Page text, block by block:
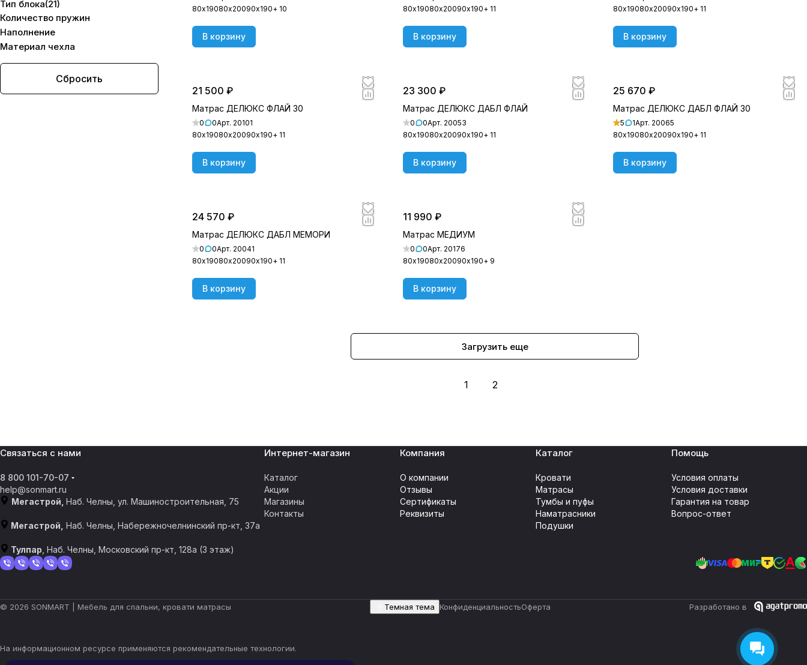
80х19080х20090х190+ 10
В корзину
80х19080х20090х190+ 11
В корзину
80х19080х20090х190+ 11
В корзину
21 500 ₽
Матрас ДЕЛЮКС ФЛАЙ 30
0 0Арт. 20101
80х19080х20090х190+ 11
В корзину
23 300 ₽
Матрас ДЕЛЮКС ДАБЛ ФЛАЙ
0 0Арт. 20053
80х19080х20090х190+ 11
В корзину
25 670 ₽
Матрас ДЕЛЮКС ДАБЛ ФЛАЙ 30
5 1Арт. 20065
80х19080х20090х190+ 11
В корзину
24 570 ₽
Матрас ДЕЛЮКС ДАБЛ МЕМОРИ
0 0Арт. 20041
80х19080х20090х190+ 11
В корзину
11 990 ₽
Матрас МЕДИУМ
0 0Арт. 20176
80х19080х20090х190+ 9
В корзину
Загрузить еще
1 2
пассивным образом жизни
Матрасы для подростков
Матрасы для пожилых людей
Матрасы для полных людей
Тип блока(21)
Количество пружин
Наполнение
Материал чехла
Сбросить
Связаться с нами
8 800 101-70-07
help@sonmart.ru
Мегастрой, Наб. Челны, ул. Машиностроительная, 75
Мегастрой, Наб. Челны, Набережночелнинский пр-кт, 37а
Тулпар , Наб. Челны, ​​Московский пр-кт, 128а​ (3 этаж)
Интернет-магазин
Каталог
Акции
Магазины
Контакты
Компания
О компании
Отзывы
Сертификаты
Реквизиты
Каталог
Кровати
Матрасы
Тумбы и пуфы
Наматрасники
Подушки
Помощь
Условия оплаты
Условия доставки
Гарантия на товар
Вопрос-ответ
© 2026 SONMART | Мебель для спальни, кровати матрасы Темная тема КонфиденциальностьОферта Разработано в
На информационном ресурсе применяются рекомендательные технологии.